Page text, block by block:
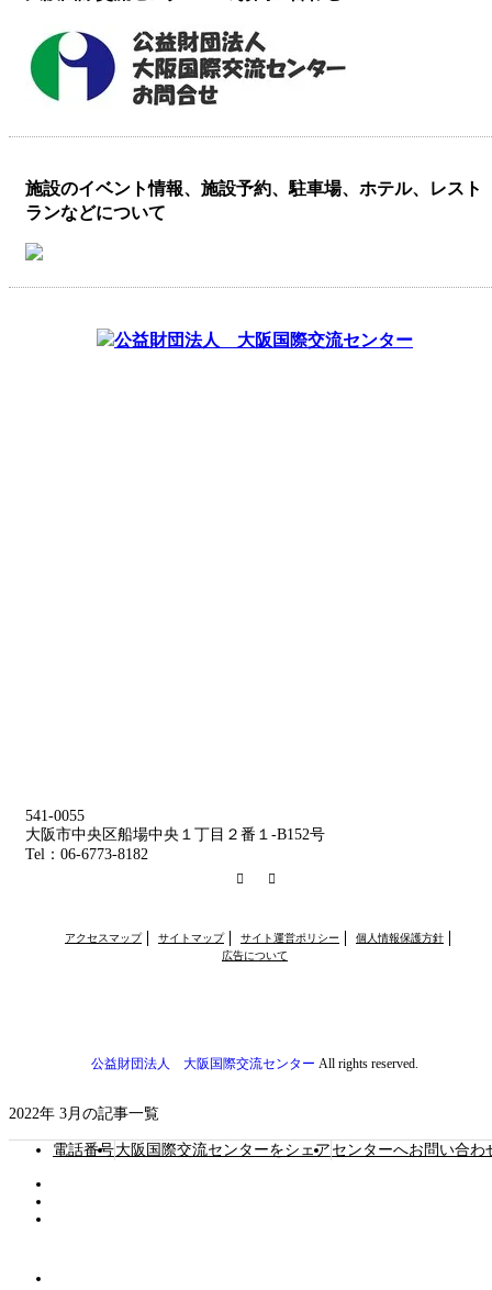
施設のイベント情報、施設予約、駐車場、ホテル、レスト
ランなどについて
541-0055
大阪市中央区船場中央１丁目２番１-B152号
Tel：06-6773-8182
Facebook
アクセスマップ サイトマップ サイト運営ポリシー
個人情報保護方針
広告について
公益財団法人 大阪国際交流センター All rights reserved.
2022年 3月の記事一覧
電話番号大阪国際交流センターをシェア センターへお問い合わ